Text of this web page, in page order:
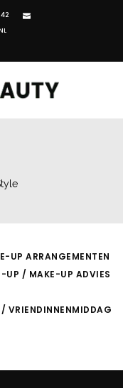
UP ARRANGEMENTEN
UP / MAKE-UP ADVIES
VRIENDINNENMIDDAG